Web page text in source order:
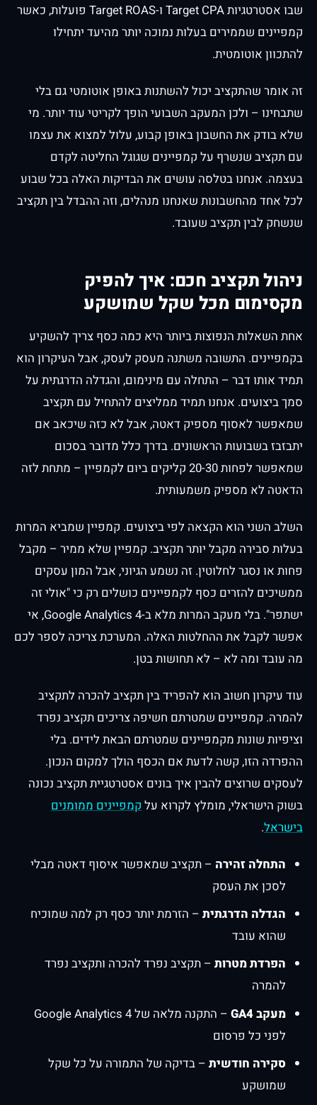
שבו אסטרטגיות Target CPA ו-Target ROAS פועלות, כאשר
קמפיינים שממירים בעלות נמוכה יותר מהיעד יתחילו
להתכוון אוטומטית.
זה אומר שהתקציב יכול להשתנות באופן אוטומטי גם בלי
שתבחינו – ולכן המעקב השבועי הופך לקריטי עוד יותר. מי
שלא בודק את החשבון באופן קבוע, עלול למצוא את עצמו
עם תקציב שנשרף על קמפיינים שגוגל החליטה לקדם
בעצמה. אנחנו בטלסה עושים את הבדיקות האלה בכל שבוע
לכל אחד מהחשבונות שאנחנו מנהלים, וזה ההבדל בין תקציב
שנשחק לבין תקציב שעובד.
ניהול תקציב חכם: איך להפיק
מקסימום מכל שקל שמושקע
אחת השאלות הנפוצות ביותר היא כמה כסף צריך להשקיע
בקמפיינים. התשובה משתנה מעסק לעסק, אבל העיקרון הוא
תמיד אותו דבר – התחלה עם מינימום, והגדלה הדרגתית על
סמך ביצועים. אנחנו תמיד ממליצים להתחיל עם תקציב
שמאפשר לאסוף מספיק דאטה, אבל לא כזה שיכאב אם
יתבזבז בשבועות הראשונים. בדרך כלל מדובר בסכום
שמאפשר לפחות 20-30 קליקים ביום לקמפיין – מתחת לזה
הדאטה לא מספיק משמעותית.
השלב השני הוא הקצאה לפי ביצועים. קמפיין שמביא המרות
בעלות סבירה מקבל יותר תקציב. קמפיין שלא ממיר – מקבל
פחות או נסגר לחלוטין. זה נשמע הגיוני, אבל המון עסקים
ממשיכים להזרים כסף לקמפיינים כושלים רק כי "אולי זה
ישתפר". בלי מעקב המרות מלא ב-Google Analytics 4, אי
אפשר לקבל את ההחלטות האלה. המערכת צריכה לספר לכם
מה עובד ומה לא – לא תחושות בטן.
עוד עיקרון חשוב הוא להפריד בין תקציב להכרה לתקציב
להמרה. קמפיינים שמטרתם חשיפה צריכים תקציב נפרד
וציפיות שונות מקמפיינים שמטרתם הבאת לידים. בלי
ההפרדה הזו, קשה לדעת אם הכסף הולך למקום הנכון.
לעסקים שרוצים להבין איך בונים אסטרטגיית תקציב נכונה
בשוק הישראלי, מומלץ לקרוא על קמפיינים ממומנים
בישראל.
התחלה זהירה – תקציב שמאפשר איסוף דאטה מבלי
לסכן את העסק
הגדלה הדרגתית– הזרמת יותר כסף רק למה שמוכיח
שהוא עובד
הפרדת מטרות– תקציב נפרד להכרה ותקציב נפרד
להמרה
מעקב GA4
– התקנה מלאה של Google Analytics 4
לפני כל פרסום
סקירה חודשית– בדיקה של התמורה על כל שקל
שמושקע